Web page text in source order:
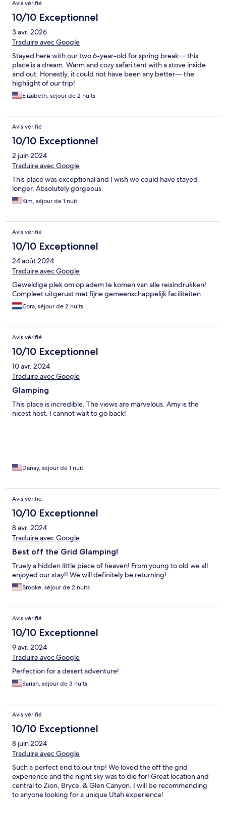
Avis vérifié
10/10 Exceptionnel
3 avr. 2026
Traduire avec Google
Stayed here with our two 6-year-old for spring break— this
place is a dream. Warm and cozy safari tent with a stove inside
and out. Honestly, it could not have been any better— the
highlight of our trip!
Elizabeth, séjour de 2 nuits
Avis vérifié
10/10 Exceptionnel
2 juin 2024
Traduire avec Google
This place was exceptional and I wish we could have stayed
longer. Absolutely gorgeous.
Kim, séjour de 1 nuit
Avis vérifié
10/10 Exceptionnel
24 août 2024
Traduire avec Google
Geweldige plek om op adem te komen van alle reisindrukken!
Compleet uitgerust met fijne gemeenschappelijk faciliteiten.
Cora, séjour de 2 nuits
Avis vérifié
10/10 Exceptionnel
10 avr. 2024
Traduire avec Google
Glamping
This place is incredible. The views are marvelous. Amy is the
nicest host. I cannot wait to go back!
Danay, séjour de 1 nuit
Avis vérifié
10/10 Exceptionnel
8 avr. 2024
Traduire avec Google
Best off the Grid Glamping!
Truely a hidden little piece of heaven! From young to old we all
enjoyed our stay!! We will definitely be returning!
Brooke, séjour de 2 nuits
Avis vérifié
10/10 Exceptionnel
9 avr. 2024
Traduire avec Google
Perfection for a desert adventure!
Sariah, séjour de 3 nuits
Avis vérifié
10/10 Exceptionnel
8 juin 2024
Traduire avec Google
Such a perfect end to our trip! We loved the off the grid
experience and the night sky was to die for! Great location and
central to Zion, Bryce, & Glen Canyon. I will be recommending
to anyone looking for a unique Utah experience!